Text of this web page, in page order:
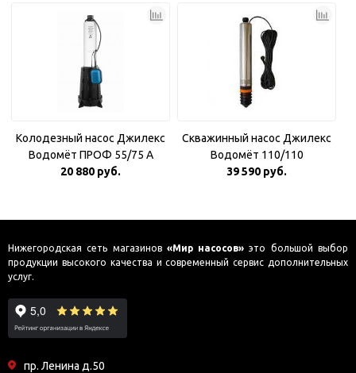
Колодезный насос Джилекс
Водомёт ПРОФ 55/75 A
20 880 руб.
Скважинный насос Джилекс
Водомёт 110/110
39 590 руб.
Нижегородская сеть магазинов «Мир насосов» это большой выбор
продукции высокого качества и современный сервис дополнительных
услуг.
пр. Ленина д.50